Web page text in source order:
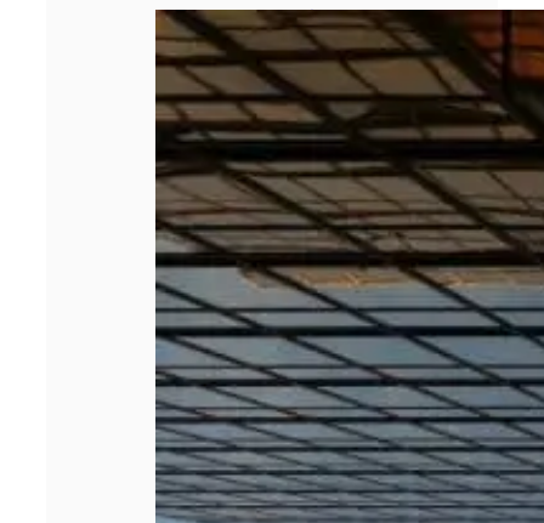
Les 5 meilleurs
cabinets de
management de
transition en
2026